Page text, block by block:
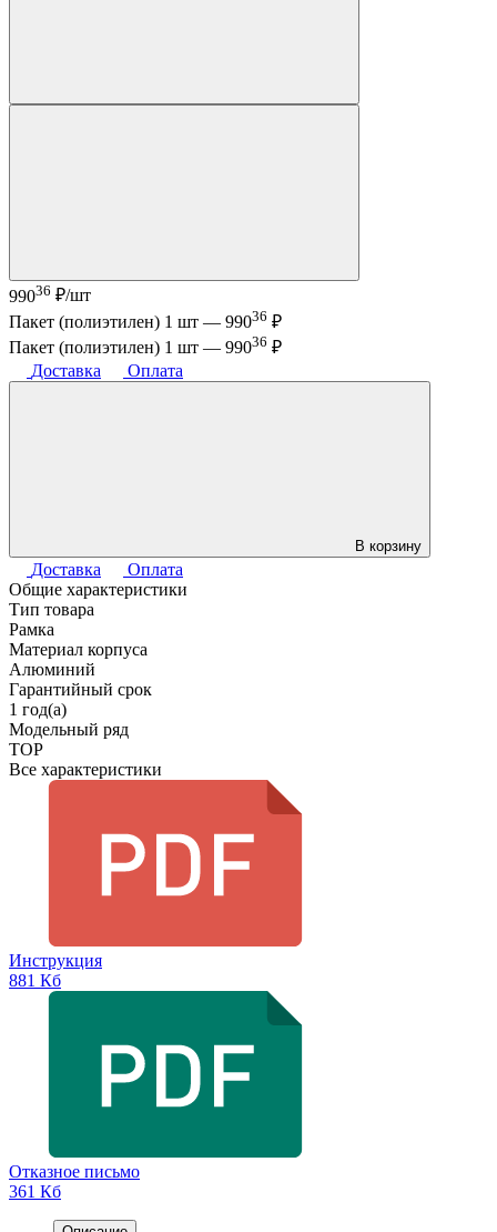
99036 ₽/шт
Пакет (полиэтилен) 1 шт — 99036 ₽
Пакет (полиэтилен) 1 шт — 99036 ₽
Доставка
Оплата
В корзину
Доставка
Оплата
Общие характеристики
Тип товара
Рамка
Материал корпуса
Алюминий
Гарантийный срок
1 год(а)
Модельный ряд
TOP
Все характеристики
Инструкция
881 Кб
Отказное письмо
361 Кб